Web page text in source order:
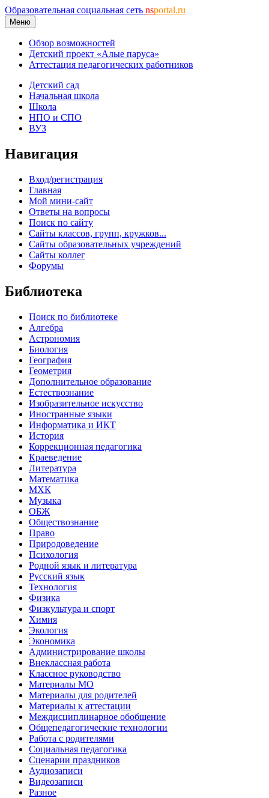
Образовательная социальная сеть nsportal.ru
Меню
Обзор возможностей
Детский проект «Алые паруса»
Аттестация педагогических работников
Детский сад
Начальная школа
Школа
НПО и СПО
ВУЗ
Навигация
Вход/регистрация
Главная
Мой мини-сайт
Ответы на вопросы
Поиск по сайту
Сайты классов, групп, кружков...
Сайты образовательных учреждений
Сайты коллег
Форумы
Библиотека
Поиск по библиотеке
Алгебра
Астрономия
Биология
География
Геометрия
Дополнительное образование
Естествознание
Изобразительное искусство
Иностранные языки
Информатика и ИКТ
История
Коррекционная педагогика
Краеведение
Литература
Математика
МХК
Музыка
ОБЖ
Обществознание
Право
Природоведение
Психология
Родной язык и литература
Русский язык
Технология
Физика
Физкультура и спорт
Химия
Экология
Экономика
Администрирование школы
Внеклассная работа
Классное руководство
Материалы МО
Материалы для родителей
Материалы к аттестации
Междисциплинарное обобщение
Общепедагогические технологии
Работа с родителями
Социальная педагогика
Сценарии праздников
Аудиозаписи
Видеозаписи
Разное